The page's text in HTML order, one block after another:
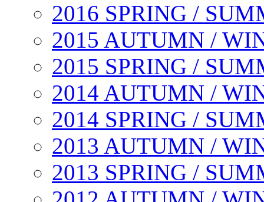
2016 SPRING /
2015 AUTUMN /
2015 SPRING /
2014 AUTUMN /
2014 SPRING /
2013 AUTUMN /
2013 SPRING /